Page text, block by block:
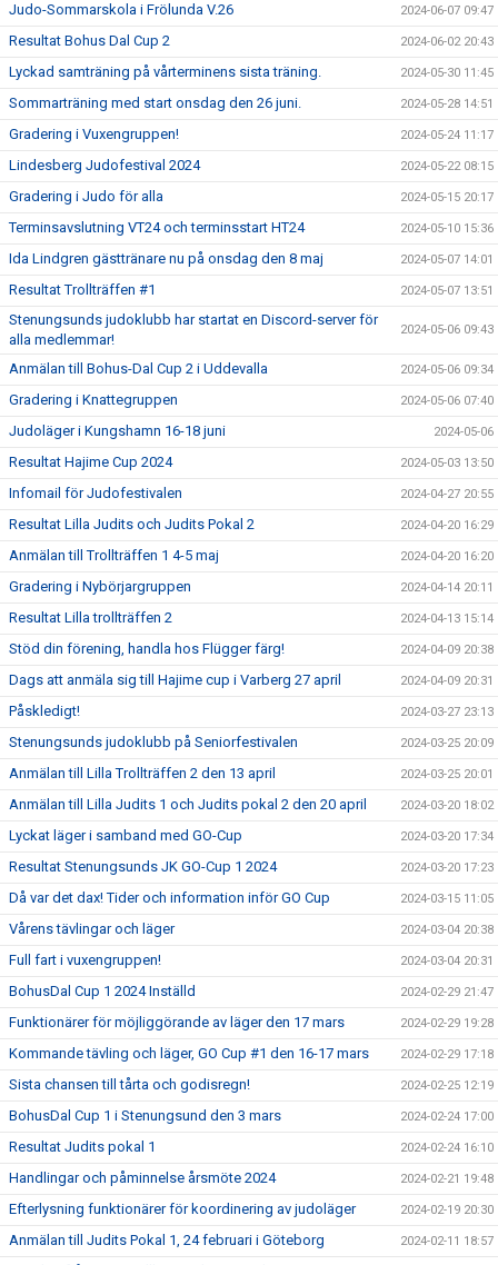
Judo-Sommarskola i Frölunda V.26 2024-06-07 09:47
Resultat Bohus Dal Cup 2 2024-06-02 20:43
Lyckad samträning på vårterminens sista träning. 2024-05-30 11:45
Sommarträning med start onsdag den 26 juni. 2024-05-28 14:51
Gradering i Vuxengruppen! 2024-05-24 11:17
Lindesberg Judofestival 2024 2024-05-22 08:15
Gradering i Judo för alla 2024-05-15 20:17
Terminsavslutning VT24 och terminsstart HT24 2024-05-10 15:36
Ida Lindgren gästtränare nu på onsdag den 8 maj 2024-05-07 14:01
Resultat Trollträffen #1 2024-05-07 13:51
Stenungsunds judoklubb har startat en Discord-server för
alla medlemmar!
2024-05-06 09:43
Anmälan till Bohus-Dal Cup 2 i Uddevalla 2024-05-06 09:34
Gradering i Knattegruppen 2024-05-06 07:40
Judoläger i Kungshamn 16-18 juni 2024-05-06
Resultat Hajime Cup 2024 2024-05-03 13:50
Infomail för Judofestivalen 2024-04-27 20:55
Resultat Lilla Judits och Judits Pokal 2 2024-04-20 16:29
Anmälan till Trollträffen 1 4-5 maj 2024-04-20 16:20
Gradering i Nybörjargruppen 2024-04-14 20:11
Resultat Lilla trollträffen 2 2024-04-13 15:14
Stöd din förening, handla hos Flügger färg! 2024-04-09 20:38
Dags att anmäla sig till Hajime cup i Varberg 27 april 2024-04-09 20:31
Påskledigt! 2024-03-27 23:13
Stenungsunds judoklubb på Seniorfestivalen 2024-03-25 20:09
Anmälan till Lilla Trollträffen 2 den 13 april 2024-03-25 20:01
Anmälan till Lilla Judits 1 och Judits pokal 2 den 20 april 2024-03-20 18:02
Lyckat läger i samband med GO-Cup 2024-03-20 17:34
Resultat Stenungsunds JK GO-Cup 1 2024 2024-03-20 17:23
Då var det dax! Tider och information inför GO Cup 2024-03-15 11:05
Vårens tävlingar och läger 2024-03-04 20:38
Full fart i vuxengruppen! 2024-03-04 20:31
BohusDal Cup 1 2024 Inställd 2024-02-29 21:47
Funktionärer för möjliggörande av läger den 17 mars 2024-02-29 19:28
Kommande tävling och läger, GO Cup #1 den 16-17 mars 2024-02-29 17:18
Sista chansen till tårta och godisregn! 2024-02-25 12:19
BohusDal Cup 1 i Stenungsund den 3 mars 2024-02-24 17:00
Resultat Judits pokal 1 2024-02-24 16:10
Handlingar och påminnelse årsmöte 2024 2024-02-21 19:48
Efterlysning funktionärer för koordinering av judoläger 2024-02-19 20:30
Anmälan till Judits Pokal 1, 24 februari i Göteborg 2024-02-11 18:57